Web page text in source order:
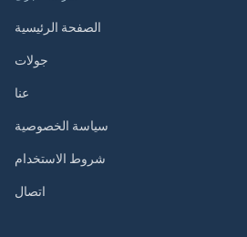
الصفحة الرئيسية
جولات
عنا
سياسة الخصوصية
شروط الاستخدام
اتصال